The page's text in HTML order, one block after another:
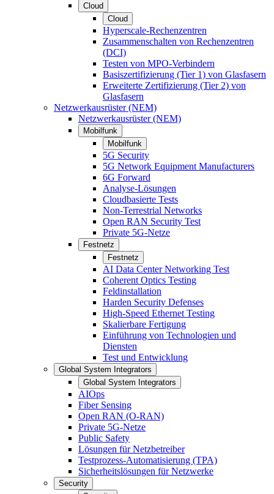
Cloud
Cloud
Hyperscale-Rechenzentren
Zusammenschalten von Rechenzentren
(DCI)
Testen von MPO-Verbindern
Basiszertifizierung (Tier 1) von Glasfasern
Erweiterte Zertifizierung (Tier 2) von
Glasfasern
Netzwerkausrüster (NEM)
Netzwerkausrüster (NEM)
Mobilfunk
Mobilfunk
5G Security
5G Network Equipment Manufacturers
6G Forward
Analyse-Lösungen
Cloudbasierte Tests
Non-Terrestrial Networks
Open RAN Security Test
Private 5G-Netze
Festnetz
Festnetz
AI Data Center Networking Test
Coherent Optics Testing
Feldinstallation
Harden Security Defenses
High-Speed Ethernet Testing
Skalierbare Fertigung
Einführung von Technologien und
Diensten
Test und Entwicklung
Global System Integrators
Global System Integrators
AIOps
Fiber Sensing
Open RAN (O-RAN)
Private 5G-Netze
Public Safety
Lösungen für Netzbetreiber
Testprozess-Automatisierung (TPA)
Sicherheitslösungen für Netzwerke
Security